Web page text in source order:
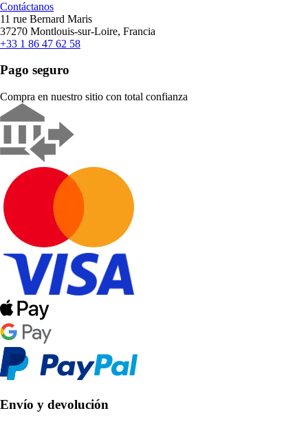
Contáctanos
11 rue Bernard Maris
37270 Montlouis-sur-Loire, Francia
+33 1 86 47 62 58
Pago seguro
Compra en nuestro sitio con total confianza
Envío y devolución